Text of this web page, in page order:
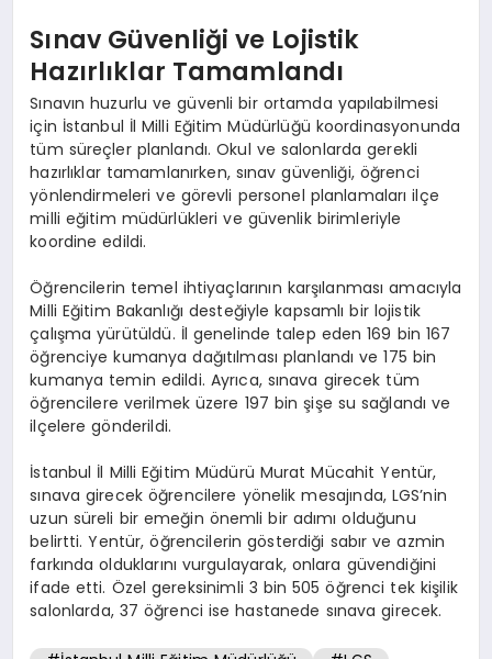
Sınav Güvenliği ve Lojistik
Hazırlıklar Tamamlandı
Sınavın huzurlu ve güvenli bir ortamda yapılabilmesi
için İstanbul İl Milli Eğitim Müdürlüğü koordinasyonunda
tüm süreçler planlandı. Okul ve salonlarda gerekli
hazırlıklar tamamlanırken, sınav güvenliği, öğrenci
yönlendirmeleri ve görevli personel planlamaları ilçe
milli eğitim müdürlükleri ve güvenlik birimleriyle
koordine edildi.
Öğrencilerin temel ihtiyaçlarının karşılanması amacıyla
Milli Eğitim Bakanlığı desteğiyle kapsamlı bir lojistik
çalışma yürütüldü. İl genelinde talep eden 169 bin 167
öğrenciye kumanya dağıtılması planlandı ve 175 bin
kumanya temin edildi. Ayrıca, sınava girecek tüm
öğrencilere verilmek üzere 197 bin şişe su sağlandı ve
ilçelere gönderildi.
İstanbul İl Milli Eğitim Müdürü Murat Mücahit Yentür,
sınava girecek öğrencilere yönelik mesajında, LGS’nin
uzun süreli bir emeğin önemli bir adımı olduğunu
belirtti. Yentür, öğrencilerin gösterdiği sabır ve azmin
farkında olduklarını vurgulayarak, onlara güvendiğini
ifade etti. Özel gereksinimli 3 bin 505 öğrenci tek kişilik
salonlarda, 37 öğrenci ise hastanede sınava girecek.